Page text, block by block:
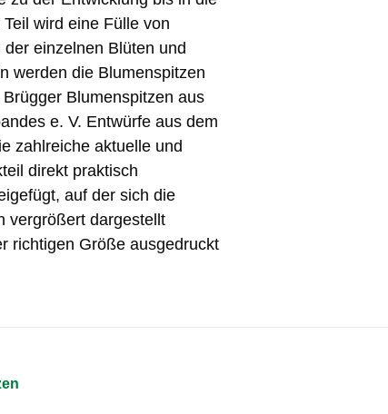
wird eine Fülle von
einzelnen Blüten und
werden die Blumenspitzen
Blumenspitzen aus
e. V. Entwürfe aus dem
zahlreiche aktuelle und
direkt praktisch
auf der sich die
vergrößert dargestellt
richtigen Größe ausgedruckt